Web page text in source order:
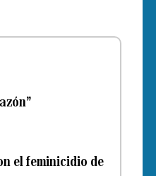
el feminicidio de